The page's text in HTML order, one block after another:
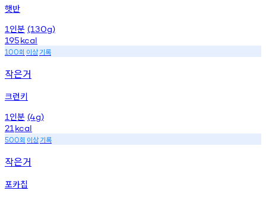
햇반
1 인분 (130g)
195kcal
100회 이상기록
작은거
크런키
1 인분 (4g)
21 kcal
500회 이상기록
작은거
포카칩